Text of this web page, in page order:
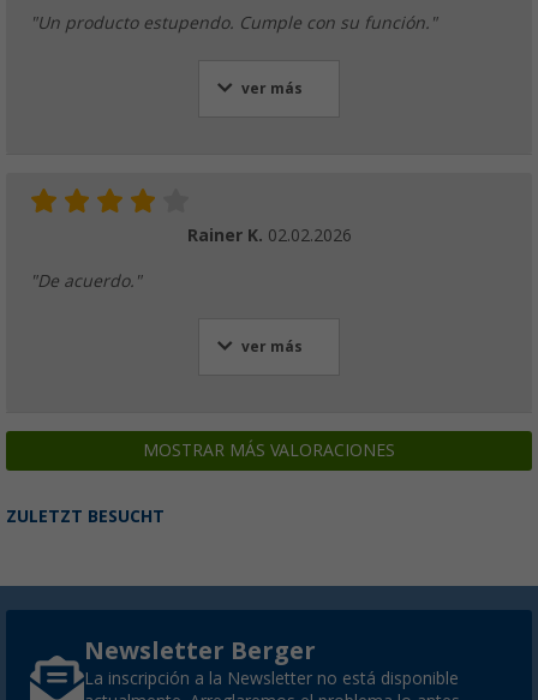
"Un producto estupendo. Cumple con su función."
ver más
Rainer K. 02.02.2026
"De acuerdo."
ver más
MOSTRAR MÁS VALORACIONES
ZULETZT BESUCHT
Newsletter Berger
La inscripción a la Newsletter no está disponible